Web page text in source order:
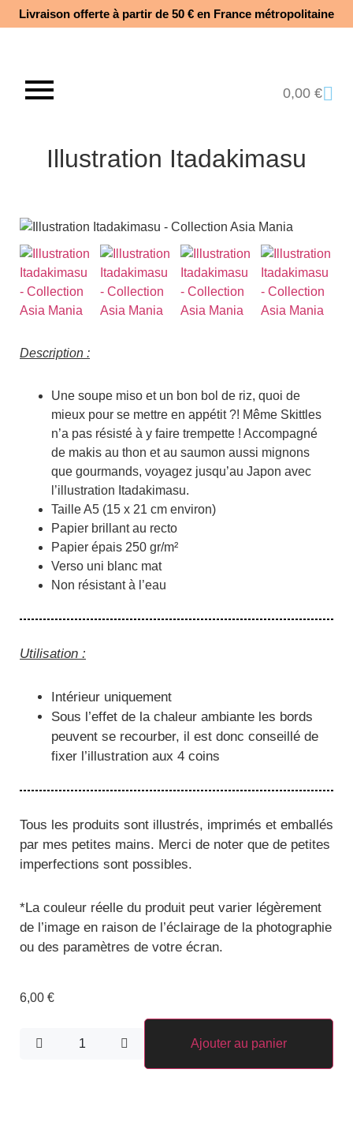
Livraison offerte à partir de 50 € en France métropolitaine​
0,00€
Illustration Itadakimasu
Description :
Une soupe miso et un bon bol de riz, quoi de
mieux pour se mettre en appétit ?! Même Skittles
n’a pas résisté à y faire trempette ! Accompagné
de makis au thon et au saumon aussi mignons
que gourmands, voyagez jusqu’au Japon avec
l’illustration Itadakimasu.
Taille A5 (15 x 21 cm environ)
Papier brillant au recto
Papier épais 250 gr/m²
Verso uni blanc mat
Non résistant à l’eau
Utilisation :
Intérieur uniquement
Sous l’effet de la chaleur ambiante les bords
peuvent se recourber, il est donc conseillé de
fixer l’illustration aux 4 coins
Tous les produits sont illustrés, imprimés et emballés
par mes petites mains. Merci de noter que de petites
imperfections sont possibles.
*La couleur réelle du produit peut varier légèrement
de l’image en raison de l’éclairage de la photographie
ou des paramètres de votre écran.
6,00 €
Ajouter au panier